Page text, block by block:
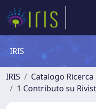
IRIS
IRIS
Catalogo Ricerca
1 Contributo su